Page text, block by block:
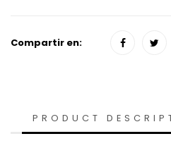
Compartir en:
PRODUCT